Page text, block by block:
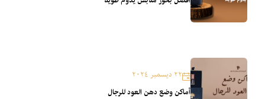
٢٢ ديسمبر ٢٠٢٤
أماكن وضع دهن العود للرجال